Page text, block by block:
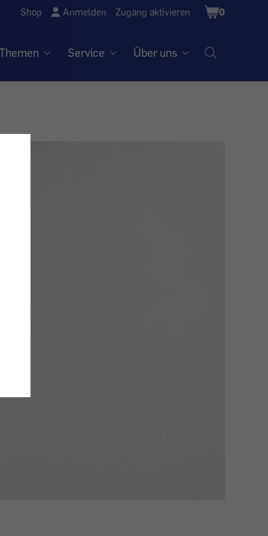
Shop Anmelden Zugang aktivieren
Shopping
Cart
0
Service Über uns